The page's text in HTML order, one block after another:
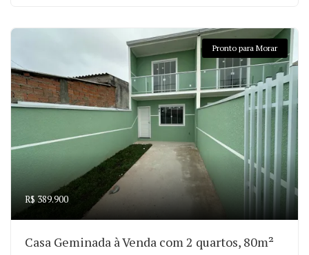
Pronto para Morar
R$ 389.900
Casa Geminada à Venda com 2 quartos, 80m²